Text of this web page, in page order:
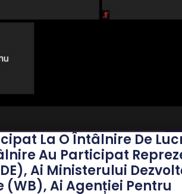
La O Întâlnire De
Au Participat
Ai Ministerului
Ai Agenției Pentru